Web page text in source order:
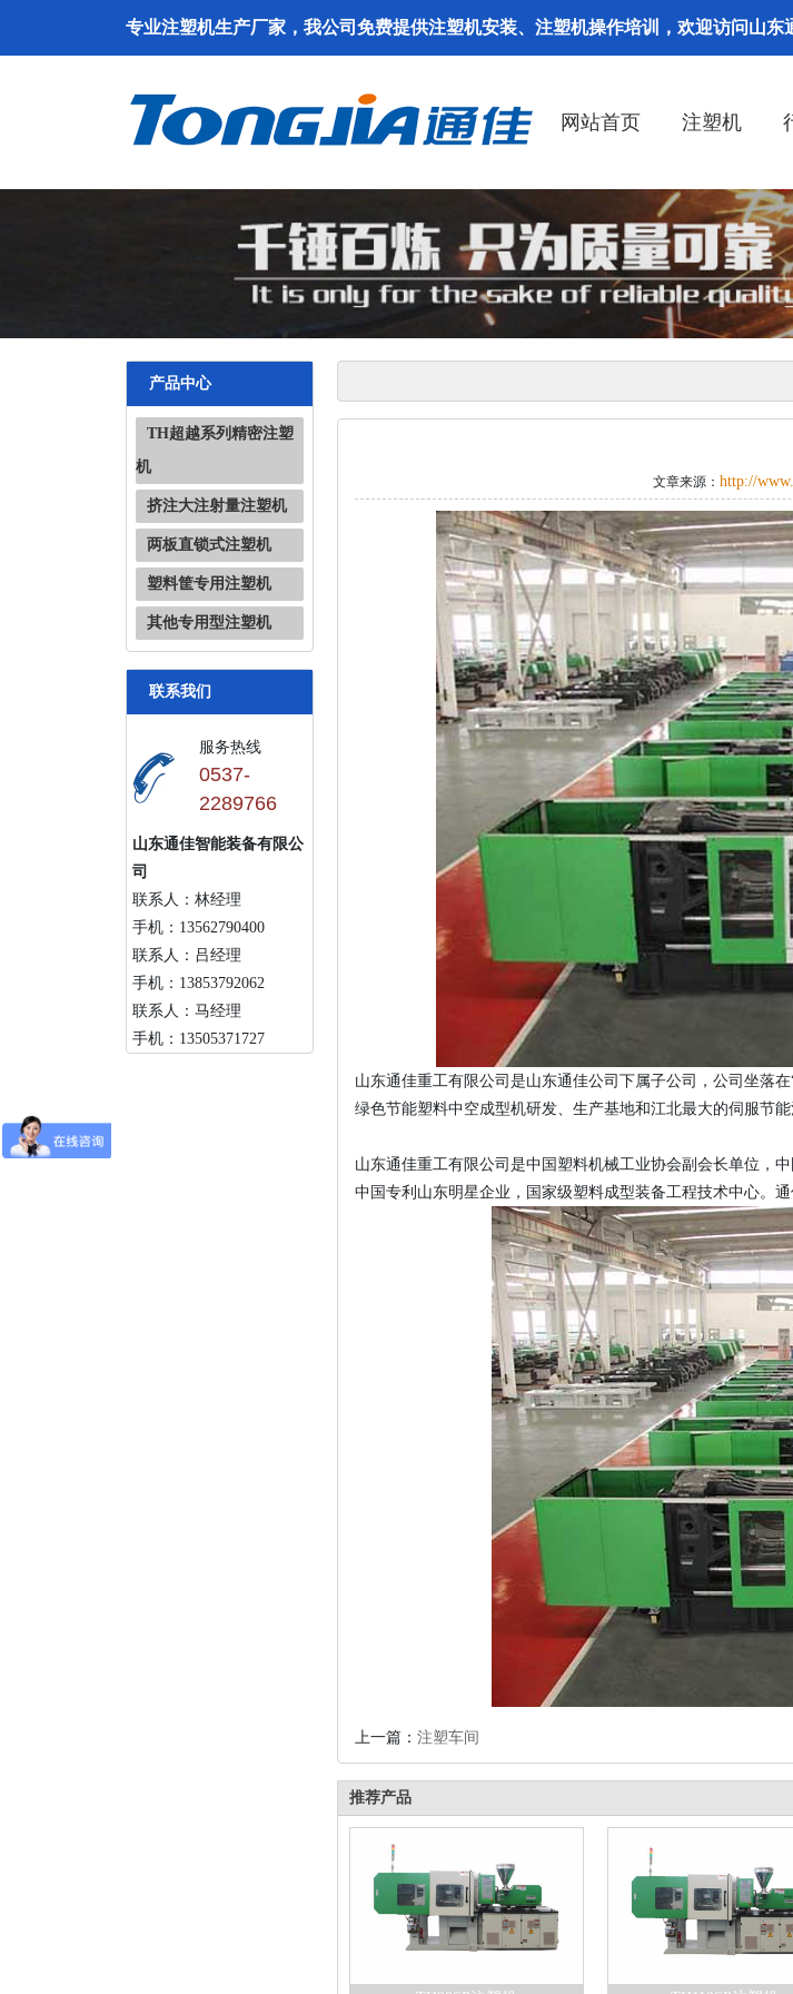
专业注塑机生产厂家，我公司免费提供注塑机安装、注塑机操作培训，欢迎访问山东
网站首页 注塑机
产品中心
TH超越系列精密注塑
机
挤注大注射量注塑机
两板直锁式注塑机
塑料筐专用注塑机
其他专用型注塑机
联系我们
服务热线
0537-
2289766
山东通佳智能装备有限公
司
联系人：林经理
手机：13562790400
联系人：吕经理
手机：13853792062
联系人：马经理
手机：13505371727
文章来源： http://
山东通佳重工有限公司是山东通佳公司下属子公司，公司坐落
绿色节能塑料中空成型机研发、生产基地和江北最大的伺服节
山东通佳重工有限公司是中国塑料机械工业协会副会长单位，
中国专利山东明星企业，国家级塑料成型装备工程技术中心。
上一篇： 注塑车间
推荐产品